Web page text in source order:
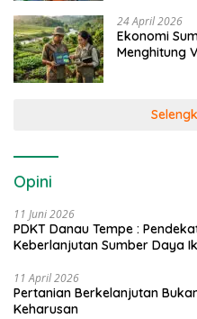
24 April 2026
Ekonomi
Menghitung
Opini
11 Juni 2026
PDKT Danau Tempe :
Keberlanjutan Sumber Daya
11 April 2026
Pertanian Berkelanjutan
Keharusan